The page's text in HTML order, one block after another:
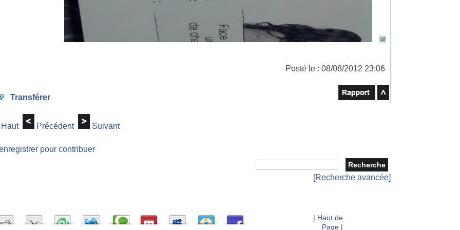
Posté le : 08/08/2012 23:06
Transférer
Haut Précédent Suivant
pour contribuer
[Recherche avancée]
| Haut de
Page|